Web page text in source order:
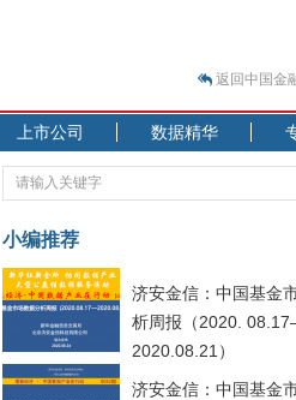
之旅
）
跷板” 结构性失衡藏
行
弱
返回中国金
上市公司 数据精华
小编推荐
济安金信：中国基金
析周报（2020.
2020.08.21）
济安金信：中国基金